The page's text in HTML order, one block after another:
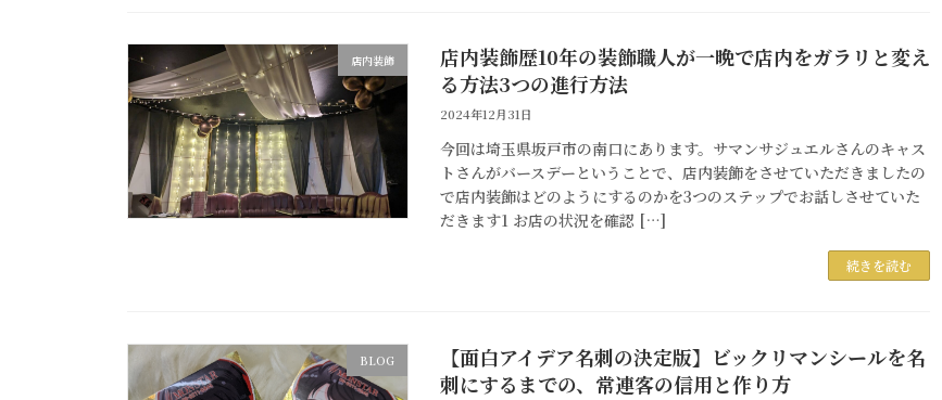
店内装飾
店内装飾歴10年の装飾職人が一晩で店内をガラリと変え
る方法3つの進行方法
2024年12月31日
今回は埼玉県坂戸市の南口にあります。サマンサジュエルさんのキャス
トさんがバースデーということで、店内装飾をさせていただきましたの
で店内装飾はどのようにするのかを3つのステップでお話しさせていた
だきます1 お店の状況を確認 […]
続きを読む
BLOG
【面白アイデア名刺の決定版】ビックリマンシールを名
刺にするまでの、常連客の信用と作り方